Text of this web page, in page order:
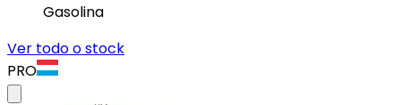
Gasolina
Ver todo o stock
PRO